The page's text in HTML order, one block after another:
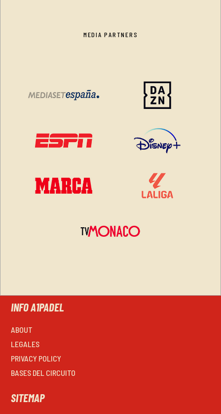
MEDIA PARTNERS
INFO A1PADEL
ABOUT
LEGALES
PRIVACY POLICY
BASES DEL CIRCUITO
SITEMAP